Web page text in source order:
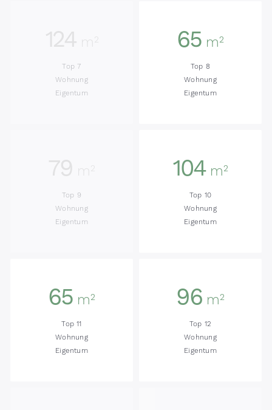
124 m²
Top 7
Wohnung
Eigentum
65 m²
Top 8
Wohnung
Eigentum
79 m²
Top 9
Wohnung
Eigentum
104 m²
Top 10
Wohnung
Eigentum
65 m²
Top 11
Wohnung
Eigentum
96 m²
Top 12
Wohnung
Eigentum